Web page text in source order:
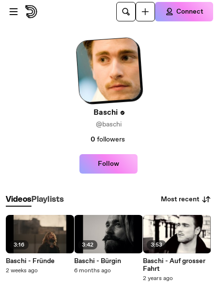
Skip to main content
Connect
Baschi
@baschi
0 followers
Follow
VideosPlaylists Most recent
3:16
Baschi - Fründe
2 weeks ago
3:42
Baschi - Bürgin
6 months ago
3:53
Baschi - Auf grosser
Fahrt
2 years ago